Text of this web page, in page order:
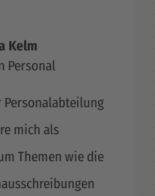
Kelm
Personal
Personalabteilung
mich als
Themen wie die